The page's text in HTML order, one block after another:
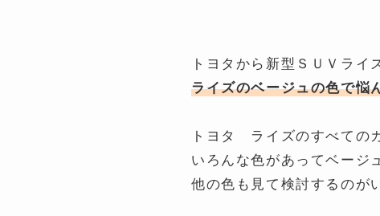
トヨタから新型ＳＵＶライ
ライズのベージュの色で悩
トヨタ ライズのすべての
いろんな色があってベージ
他の色も見て検討するのが